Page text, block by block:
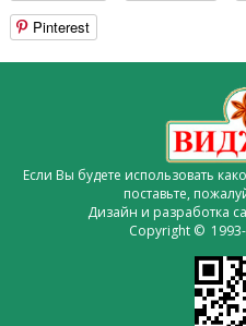
Pinterest
Если Вы будете использовать
поставьте,
Дизайн и разработка
Copyright ©